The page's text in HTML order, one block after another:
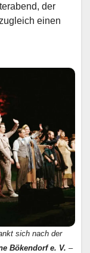
der
einen
sich nach der
Bökendorf e. V. –